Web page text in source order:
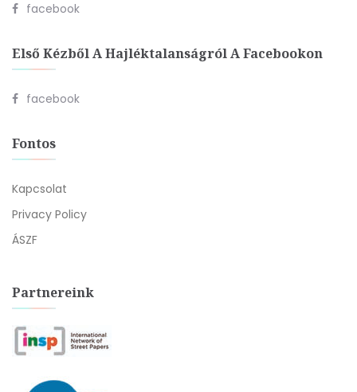
facebook
Első Kézből A Hajléktalanságról A Facebookon
facebook
Fontos
Kapcsolat
Privacy Policy
ÁSZF
Partnereink